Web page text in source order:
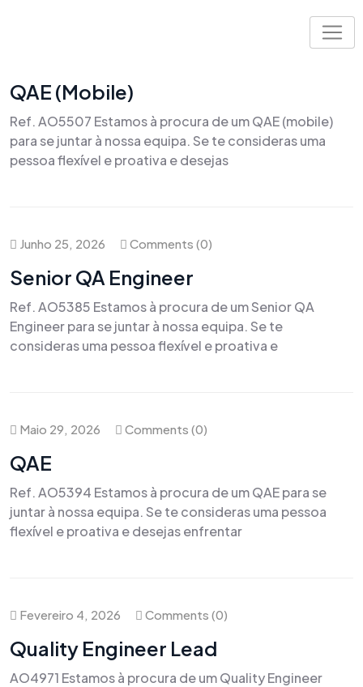
QAE (Mobile)
Ref. AO5507 Estamos à procura de um QAE (mobile)
para se juntar à nossa equipa. Se te consideras uma
pessoa flexível e proativa e desejas
Junho 25, 2026 Comments (0)
Senior QA Engineer
Ref. AO5385 Estamos à procura de um Senior QA
Engineer para se juntar à nossa equipa. Se te
consideras uma pessoa flexível e proativa e
Maio 29, 2026 Comments (0)
QAE
Ref. AO5394 Estamos à procura de um QAE para se
juntar à nossa equipa. Se te consideras uma pessoa
flexível e proativa e desejas enfrentar
Fevereiro 4, 2026 Comments (0)
Quality Engineer Lead
AO4971 Estamos à procura de um Quality Engineer